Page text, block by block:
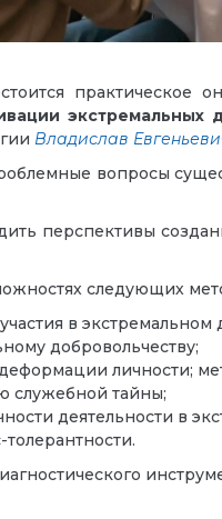
практическое
экстремальных
Владислав
вопросы
перспективы
следующих
в экстремальном
добровольчеству;
личности;
служебной тайны;
деятельности в